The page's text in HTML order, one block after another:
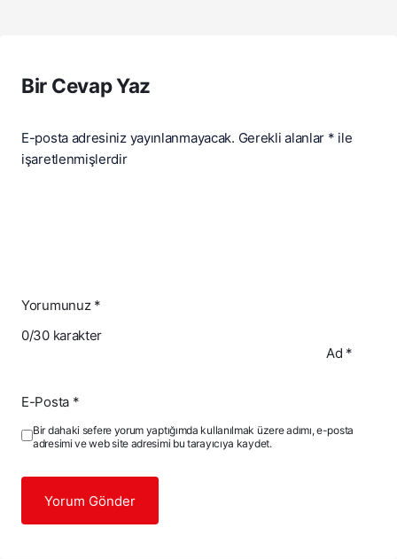
Bir Cevap Yaz
E-posta adresiniz yayınlanmayacak. Gerekli alanlar * ile
işaretlenmişlerdir
Yorumunuz*
0/30 karakter
Ad *
E-Posta*
Bir dahaki sefere yorum yaptığımda kullanılmak üzere adımı, e-posta
adresimi ve web site adresimi bu tarayıcıya kaydet.
Yorum Gönder